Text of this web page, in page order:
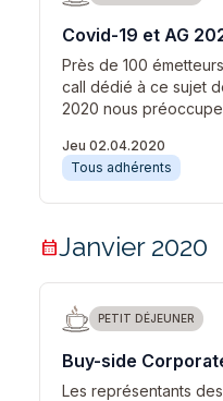
Covid-19 et AG
Près de 100
call dédié à ce sujet
2020 nous
Jeu 02.04.2020
Tous adhérents
calendar_monthJanvier 2020
PETIT DÉJEUNER
Buy-side
Les représentants